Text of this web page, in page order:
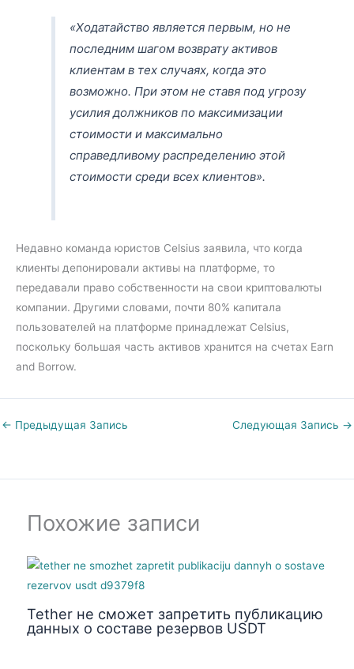
«Ходатайство является первым, но не
последним шагом возврату активов
клиентам в тех случаях, когда это
возможно. При этом не ставя под угрозу
усилия должников по максимизации
стоимости и максимально
справедливому распределению этой
стоимости среди всех клиентов».
Недавно команда юристов Celsius заявила, что когда
клиенты депонировали активы на платформе, то
передавали право собственности на свои криптовалюты
компании. Другими словами, почти 80% капитала
пользователей на платформе принадлежат Celsius,
поскольку большая часть активов хранится на счетах Earn
and Borrow.
← Предыдущая Запись Следующая Запись →
Похожие записи
Tether не сможет запретить публикацию
данных о составе резервов USDT